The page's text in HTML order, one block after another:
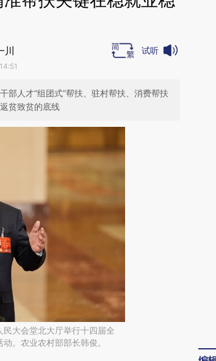
试听
部人才“组团式”帮扶、驻村帮扶、消费帮扶
贫致贫的底线
大会堂北大厅举行十四届全
。农业农村部部长韩俊。